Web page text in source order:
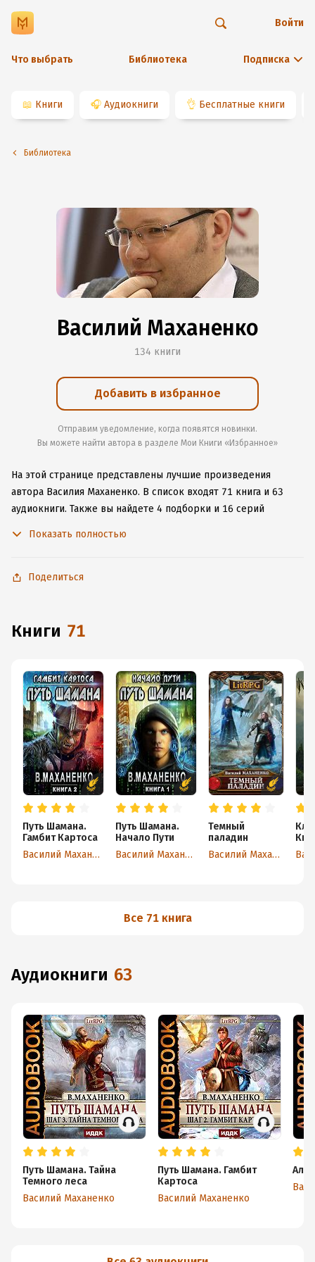
Что выбрать Библиотека Подписка
Войти
📖 Книги 🎧 Аудиокниги 👌 Бесплатные книги
Библиотека
Василий Маханенко
134 книги
Добавить в избранное
Отправим уведомление, когда появятся новинки.
Вы можете найти автора в разделе Мои Книги «Избранное»
На этой странице представлены лучшие произведения
автора Василия Маханенко. В список входят 71 книга и 63
аудиокниги. Также вы найдете 4 подборки и 16 серий
приложение для iOS или Android, чтобы не расставаться
Показать полностью
Поделиться
книги 71
Путь Шамана.
Гамбит Картоса
Василий Маханенко
Путь Шамана.
Начало Пути
Василий Маханенко
Темный
паладин
Василий Маханенко
Все 71 книга
аудиокниги 63
Путь Шамана. Тайна
Темного леса
Василий Маханенко
Путь Шамана. Гамбит
Картоса
Василий Маханенко